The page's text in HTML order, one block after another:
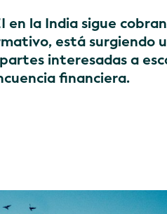
en la India sigue
está surgiendo
interesadas a
financiera.